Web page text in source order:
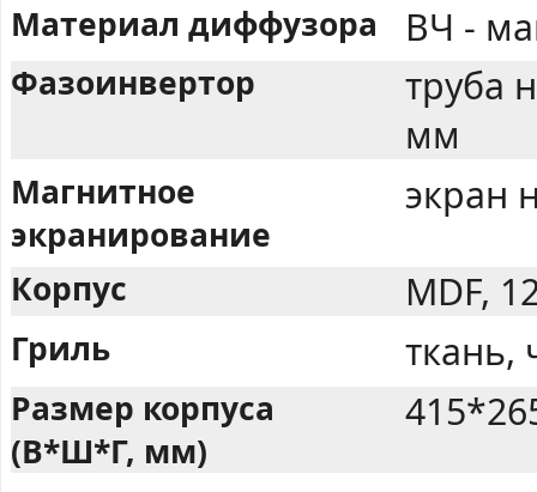
Материал диффузора ВЧ -
Фазоинвертор
труба
мм
Магнитное
экранирование
экран
Корпус MDF,
Гриль ткань,
Размер корпуса
(В*Ш*Г, мм)